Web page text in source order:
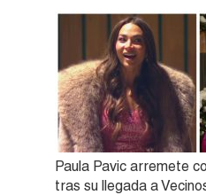
Paula Pavic arremete
tras su llegada a